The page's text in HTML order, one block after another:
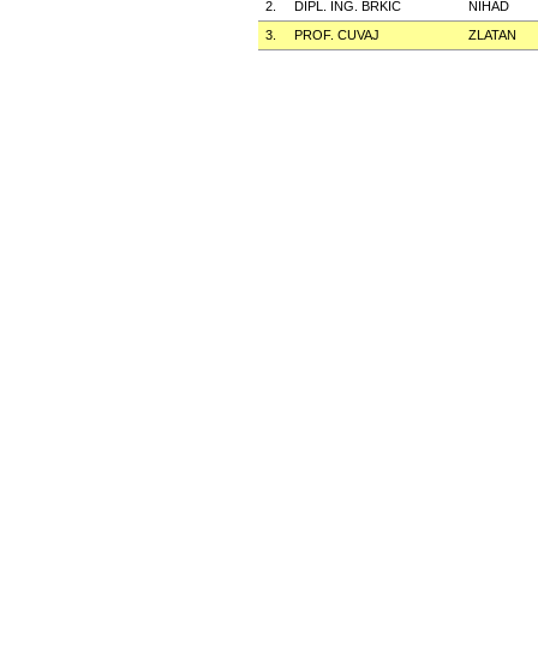
2.
DIPL. ING. BRKIĆ
NIHAD
3.
PROF. CUVAJ ZLATAN